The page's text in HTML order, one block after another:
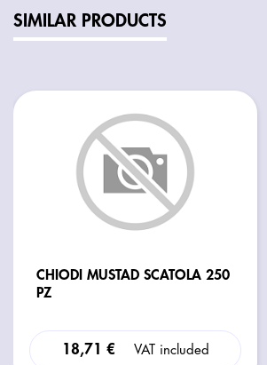
SIMILAR PRODUCTS
CHIODI MUSTAD SCATOLA 250
PZ
18,71 € VAT included